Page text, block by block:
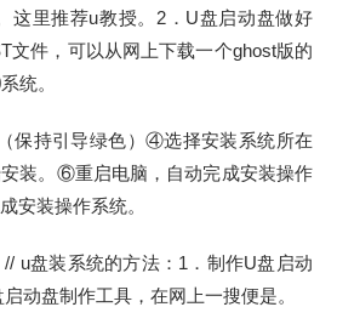
这里推荐u教授。2．U盘启动盘做好
文件，可以从网上下载一个ghost版的
统。
保持引导绿色）④选择安装系统所在
装。⑥重启电脑，自动完成安装操作
安装操作系统。
u盘装系统的方法：1．制作U盘启动
动盘制作工具，在网上一搜便是。